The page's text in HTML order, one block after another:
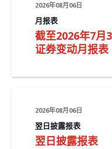
2026年08月06日
月报表
截至2026年7月
证券变动月报表
2026年08月06日
翌日披露报表
翌日披露报表